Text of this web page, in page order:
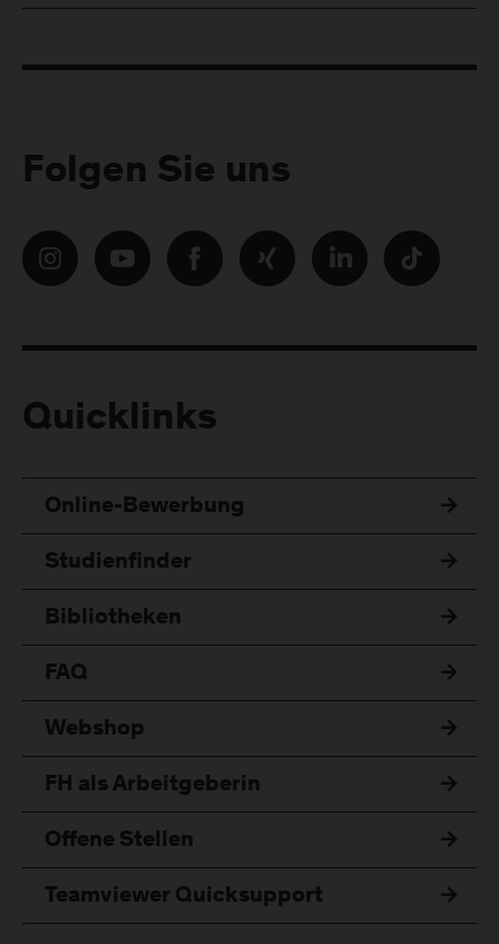
Folgen Sie uns
Quicklinks
Online-Bewerbung
Studienfinder
Bibliotheken
FAQ
Webshop
FH als Arbeitgeberin
Offene Stellen
Teamviewer Quicksupport